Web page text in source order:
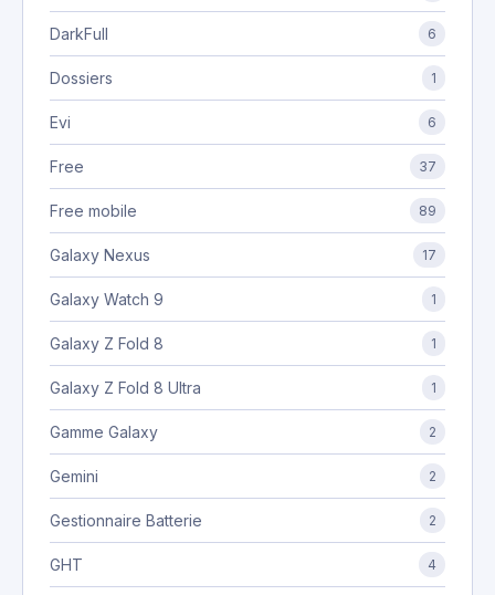
DarkFull 6
Dossiers 1
Evi 6
Free 37
Free mobile 89
Galaxy Nexus 17
Galaxy Watch 9 1
Galaxy Z Fold 8 1
Galaxy Z Fold 8 Ultra 1
Gamme Galaxy 2
Gemini 2
Gestionnaire Batterie 2
GHT 4